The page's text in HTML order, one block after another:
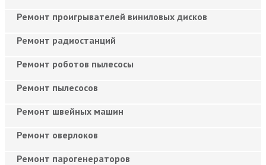
Ремонт проигрывателей виниловых дисков
Ремонт радиостанций
Ремонт роботов пылесосы
Ремонт пылесосов
Ремонт швейных машин
Ремонт оверлоков
Ремонт парогенераторов